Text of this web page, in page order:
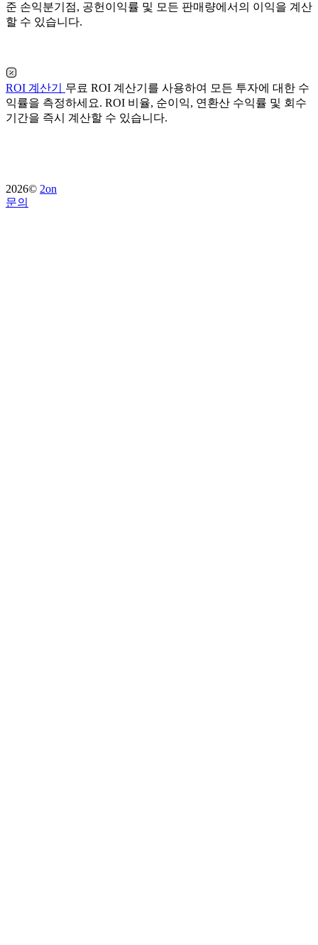
준 손익분기점, 공헌이익률 및 모든 판매량에서의 이익을 계산
할 수 있습니다.
ROI 계산기 무료 ROI 계산기를 사용하여 모든 투자에 대한 수
익률을 측정하세요. ROI 비율, 순이익, 연환산 수익률 및 회수
기간을 즉시 계산할 수 있습니다.
2026© 2on
문의